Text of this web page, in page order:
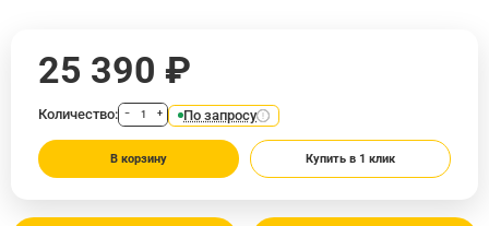
25 390 ₽
Количество: − + По запросу
В корзину Купить в 1 клик